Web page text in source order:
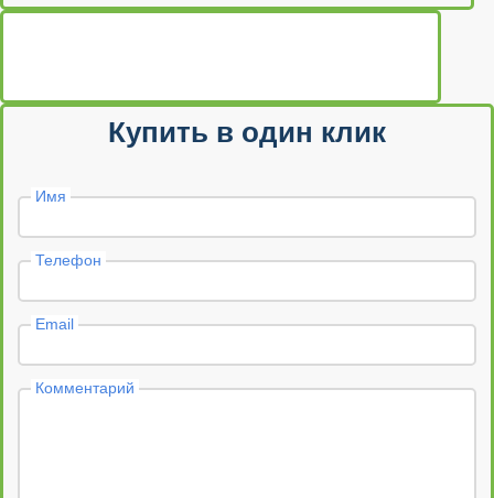
Купить в один клик
Имя
Телефон
Email
Комментарий